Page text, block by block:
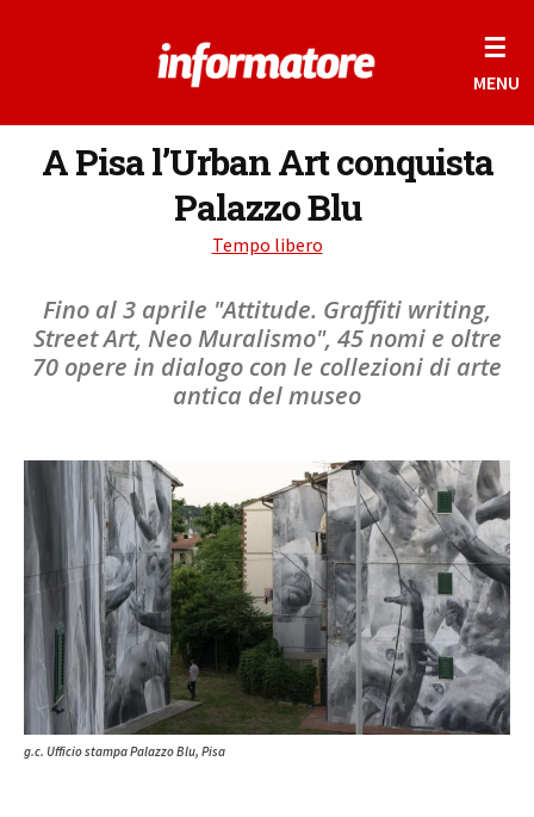
☰
MENU
A Pisa l’Urban Art conquista
Palazzo Blu
Tempo libero
Fino al 3 aprile "Attitude. Graffiti writing,
Street Art, Neo Muralismo", 45 nomi e oltre
70 opere in dialogo con le collezioni di arte
antica del museo
g.c. Ufficio stampa Palazzo Blu, Pisa